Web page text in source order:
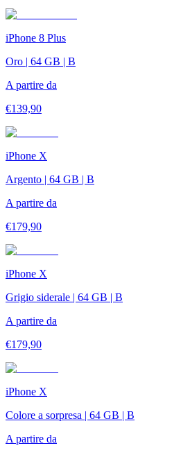
iPhone 8 Plus
Oro | 64 GB | B
A partire da
€139,90
iPhone X
Argento | 64 GB | B
A partire da
€179,90
iPhone X
Grigio siderale | 64 GB | B
A partire da
€179,90
iPhone X
Colore a sorpresa | 64 GB | B
A partire da